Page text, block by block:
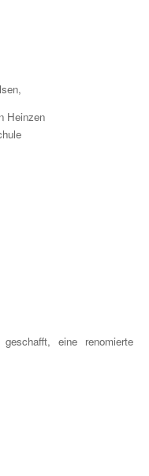
Heinzen
eine renomierte